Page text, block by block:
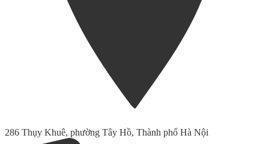
286 Thụy Khuê, phường Tây Hồ, Thành phố Hà Nội